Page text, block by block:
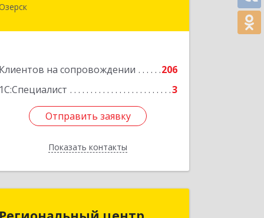
Клиентов на сопровождении
206
1С:Специалист
3
Отправить заявку
Показать контакты
456783, Челябинская обл, Озерск г,
Отправить заявку
Назад
Региональный центр